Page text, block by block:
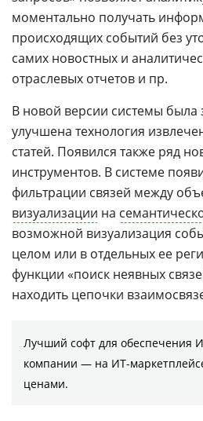
моментально получать
происходящих событий без
самих новостных и
отраслевых отчетов и пр.
В новой версии системы была
улучшена технология
статей. Появился также ряд
инструментов. В системе
фильтрации связей между
визуализации на
возможной визуализация
целом или в отдельных ее
функции «поиск неявных
находить цепочки
Лучший софт для обеспечения
компании ― на ИТ-
ценами.